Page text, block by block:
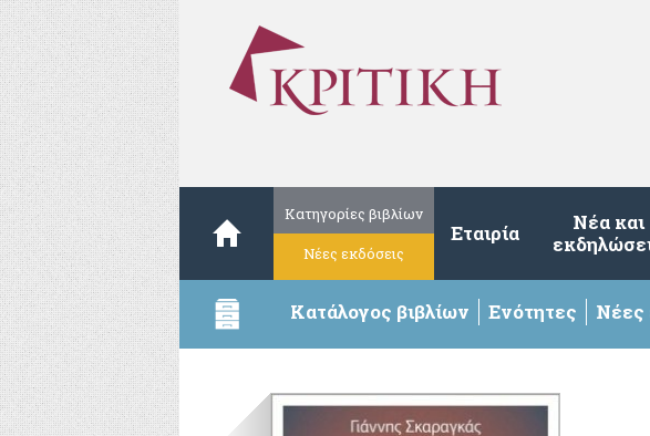
Κατηγορίες βιβλίων
Νέες εκδόσεις
Εταιρία
Νέα και
Κατάλογος βιβλίων Ενότητες Νέες